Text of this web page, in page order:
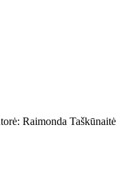
Raimonda Taškūnaitė